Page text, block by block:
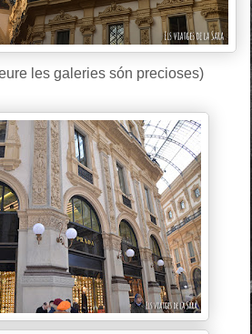
les galeries són precioses)